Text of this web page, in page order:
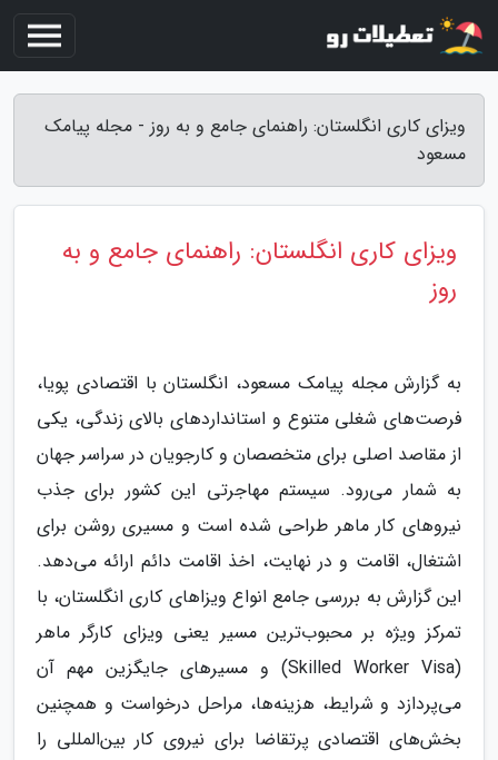
ویزای کاری انگلستان: راهنمای جامع و به روز - مجله پیامک
مسعود
ویزای کاری انگلستان: راهنمای جامع و به
روز
به گزارش مجله پیامک مسعود، انگلستان با اقتصادی پویا،
فرصت‌های شغلی متنوع و استانداردهای بالای زندگی، یکی
از مقاصد اصلی برای متخصصان و کارجویان در سراسر جهان
به شمار می‌رود. سیستم مهاجرتی این کشور برای جذب
نیروهای کار ماهر طراحی شده است و مسیری روشن برای
اشتغال، اقامت و در نهایت، اخذ اقامت دائم ارائه می‌دهد.
این گزارش به بررسی جامع انواع ویزاهای کاری انگلستان، با
تمرکز ویژه بر محبوب‌ترین مسیر یعنی ویزای کارگر ماهر
(Skilled Worker Visa) و مسیرهای جایگزین مهم آن
می‌پردازد و شرایط، هزینه‌ها، مراحل درخواست و همچنین
بخش‌های اقتصادی پرتقاضا برای نیروی کار بین‌المللی را